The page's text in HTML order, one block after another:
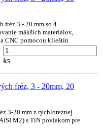
fréz 3 - 20 mm so 4
mäkších materiálov,
CNC pomocou klieštín.
ks
fréz, 3 - 20mm, 20
3-20 mm z rýchloreznej
M2) s TiN povlakom pre